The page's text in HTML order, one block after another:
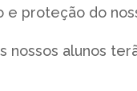
e proteção do
nossos alunos